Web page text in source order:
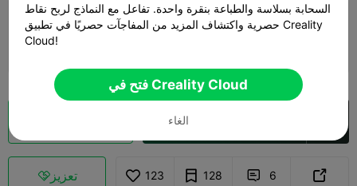
0.2mm layer, 2 walls, 15% infill
تعزيز 123 128  6 
السحابة بسلاسة والطباعة بنقرة واحدة. تفاعل مع النماذج لربح نقاط
حصرية واكتشاف المزيد من المفاجآت حصريًا في تطبيق Creality
Cloud!
فتح في Creality Cloud
الغاء